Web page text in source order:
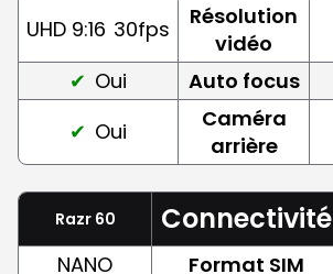
UHD 9:16 30fps
Résolution
vidéo
Oui
Auto focus
Oui
Caméra
arrière
Razr 60 Connectivité
NANO Format SIM